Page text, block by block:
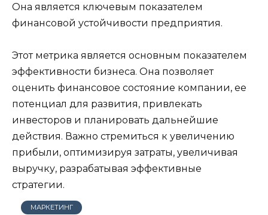
Она является ключевым показателем
финансовой устойчивости предприятия.
Этот метрика является основным показателем
эффективности бизнеса. Она позволяет
оценить финансовое состояние компании, ее
потенциал для развития, привлекать
инвесторов и планировать дальнейшие
действия. Важно стремиться к увеличению
прибыли, оптимизируя затраты, увеличивая
выручку, разрабатывая эффективные
стратегии.
МАРКЕТИНГ